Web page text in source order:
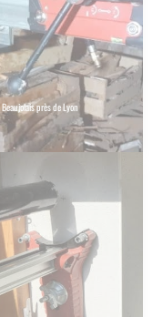
près de Lyon